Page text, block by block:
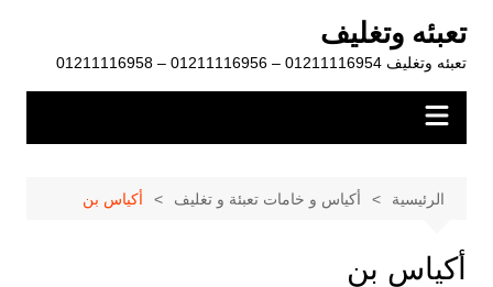
المحتوى
تعبئه وتغليف
تعبئه وتغليف 01211116954 – 01211116956 – 01211116958
الرئيسية أكياس و خامات تعبئة و تغليف أكياس بن
أكياس بن